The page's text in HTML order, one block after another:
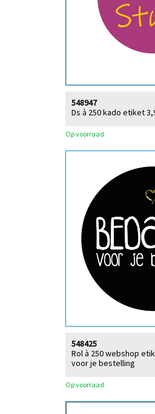
Ds à 250 kado etiket
548947
Op voorraad
Rol à 250 webshop
voor je bestelling
548425
Op voorraad